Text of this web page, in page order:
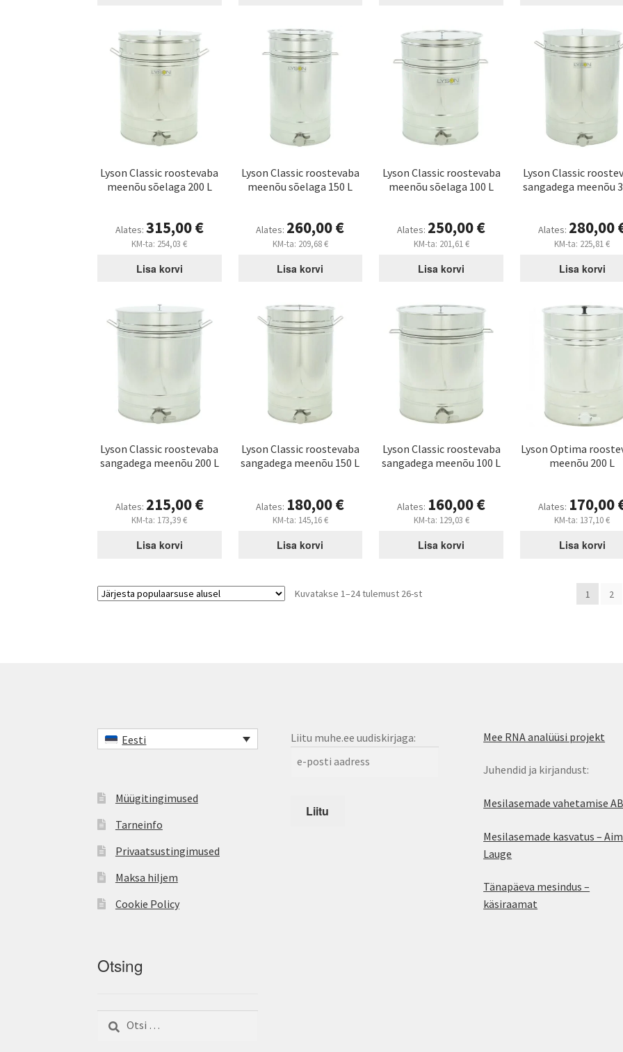
Lyson Classic roostevaba
meenõu sõelaga 200 L
Alates: 315,00€
KM-ta: 254,03€
Lisa korvi
Lyson Classic roostevaba
meenõu sõelaga 150 L
Alates: 260,00€
KM-ta: 209,68€
Lisa korvi
Lyson Classic roostevaba
meenõu sõelaga 100 L
Alates: 250,00€
KM-ta: 201,61 €
Lisa korvi
Lyson Classic
sangadega meenõu
Alates: 280,00
KM-ta: 225,81€
Lisa korvi
Lyson Classic roostevaba
sangadega meenõu 200 L
Alates: 215,00€
KM-ta: 173,39€
Lisa korvi
Lyson Classic roostevaba
sangadega meenõu 150 L
Alates: 180,00€
KM-ta: 145,16€
Lisa korvi
Lyson Classic roostevaba
sangadega meenõu 100 L
Alates: 160,00€
KM-ta: 129,03 €
Lisa korvi
Lyson Optima
meenõu 200 L
Alates: 170,00
KM-ta: 137,10€
Lisa korvi
Kuvatakse 1–24 tulemust 26-stSorteeritud
1 2
Eesti
Müügitingimused
Tarneinfo
Privaatsustingimused
Maksa hiljem
Cookie Policy
Otsing
Liitu muhe.ee uudiskirjaga: Mee RNA analüüsi projekt
Juhendid ja kirjandust:
Mesilasemade vahetamise
Mesilasemade kasvatus –
Lauge
Tänapäeva mesindus –
käsiraamat